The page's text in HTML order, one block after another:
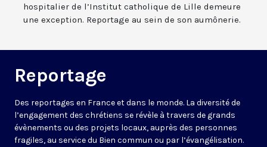
hospitalier de l’Institut catholique de Lille demeure
une exception. Reportage au sein de son aumônerie.
Reportage
Des reportages en France et dans le monde. La diversité de
l’engagement des chrétiens se révèle à travers de grands
évènements ou des projets locaux, auprès des personnes
fragiles, au service du Bien commun ou par l’évangélisation.